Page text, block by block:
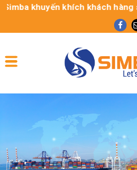
khích khách hàng sử